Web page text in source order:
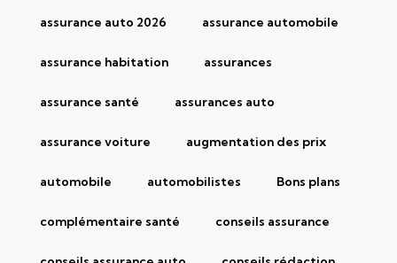
assurance auto 2026 assurance automobile
assurance habitation assurances
assurance santé assurances auto
assurance voiture augmentation des prix
automobile automobilistes Bons plans
complémentaire santé conseils assurance